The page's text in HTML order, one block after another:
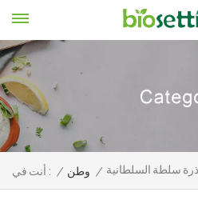
أنت في : / وطن / سلطة السلطانية